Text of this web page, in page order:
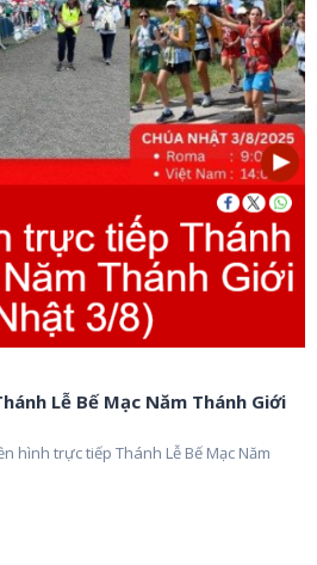
Lễ Bế Mạc Năm Thánh Giới
hình trực tiếp Thánh Lễ Bế Mạc Năm